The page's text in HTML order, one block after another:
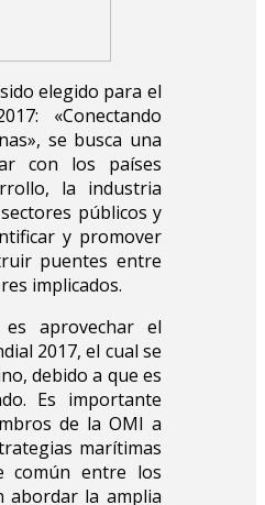
elegido para el
«Conectando
se busca una
con los países
la industria
públicos y
y promover
puentes entre
implicados.
aprovechar el
2017, el cual se
debido a que es
Es importante
de la OMI a
marítimas
común entre los
abordar la amplia